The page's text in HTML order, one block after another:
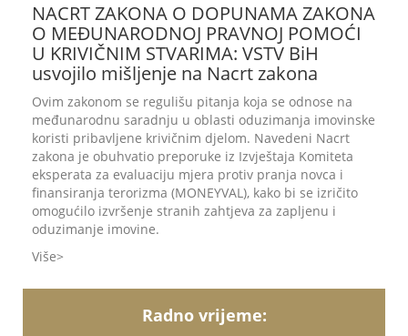
NACRT ZAKONA O DOPUNAMA ZAKONA
O MEĐUNARODNOJ PRAVNOJ POMOĆI
U KRIVIČNIM STVARIMA: VSTV BiH
usvojilo mišljenje na Nacrt zakona
Ovim zakonom se regulišu pitanja koja se odnose na
međunarodnu saradnju u oblasti oduzimanja imovinske
koristi pribavljene krivičnim djelom. Navedeni Nacrt
zakona je obuhvatio preporuke iz Izvještaja Komiteta
eksperata za evaluaciju mjera protiv pranja novca i
finansiranja terorizma (MONEYVAL), kako bi se izričito
omogućilo izvršenje stranih zahtjeva za zapljenu i
oduzimanje imovine.
Više
Radno vrijeme: